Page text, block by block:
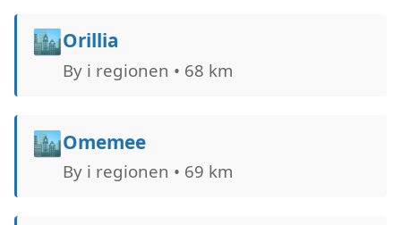
🏙️Orillia
By i regionen • 68 km
🏙️Omemee
By i regionen • 69 km